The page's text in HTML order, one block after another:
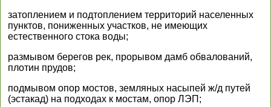
затоплением и подтоплением территорий населенных
пунктов, пониженных участков, не имеющих
естественного стока воды;
размывом берегов рек, прорывом дамб обвалований,
плотин прудов;
подмывом опор мостов, земляных насыпей ж/д путей
(эстакад) на подходах к мостам, опор ЛЭП;